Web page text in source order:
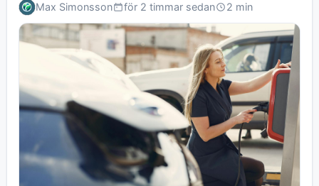
Max Simonsson för 2 timmar sedan 2 min